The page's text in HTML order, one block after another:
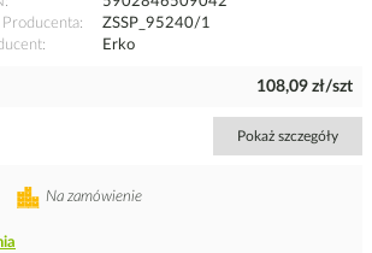
Producenta
ZSSP_95240/1
Erko
108,09 zł/szt
Pokaż szczegóły
Na zamówienie